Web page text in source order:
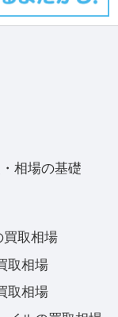
相場の基礎
買取相場
取相場
取相場